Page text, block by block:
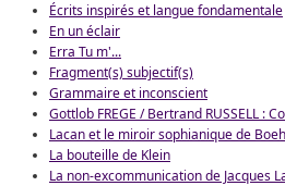
Écrits inspirés et langue fondamentale
En un éclair
Erra Tu m'...
Fragment(s) subjectif(s)
Grammaire et inconscient
Gottlob FREGE / Bertrand RUSSELL :
Lacan et le miroir sophianique de
La bouteille de Klein
La non-excommunication de Jacques